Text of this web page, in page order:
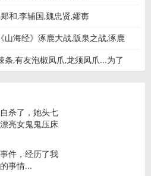
和,李辅国,魏忠贤,嫪毐
海经》涿鹿大战,阪泉之战,涿鹿
条,有友泡椒凤爪,龙须凤爪...为了
杀了，她头七
亮女鬼鬼压床
件，经历了我
事情...